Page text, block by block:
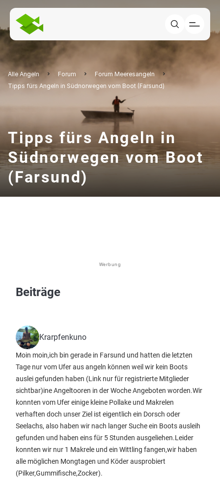
Alle Angeln Forum
Forum Meeresangeln
Tipps fürs Angeln in Südnorwegen vom Boot (Farsund)
Tipps fürs Angeln in
Südnorwegen vom Boot
(Farsund)
Werbung
Beiträge
Krarpfenkuno
Moin moin,ich bin gerade in Farsund und hatten die letzten
Tage nur vom Ufer aus angeln können weil wir kein Boots
auslei gefunden haben (Link nur für registrierte Mitglieder
sichtbar)ine Angeltooren in der Woche Angeboten worden.Wir
konnten vom Ufer einige kleine Pollake und Makrelen
verhaften doch unser Ziel ist eigentlich ein Dorsch oder
Seelachs, also haben wir nach langer Suche ein Boots ausleih
gefunden und haben eins für 5 Stunden ausgeliehen.Leider
konnten wir nur 1 Makrele und ein Wittling fangen,wir haben
alle möglichen Mongtagen und Köder ausprobiert
(Pilker,Gummifische,Zocker).